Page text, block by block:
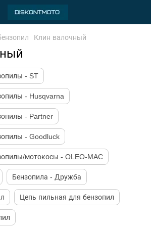
Клин валочный
- ST
- Husqvarna
- Partner
- Goodluck
мотокосы - OLEO-MAC
Бензопила - Дружба
Цепь пильная для бензопил